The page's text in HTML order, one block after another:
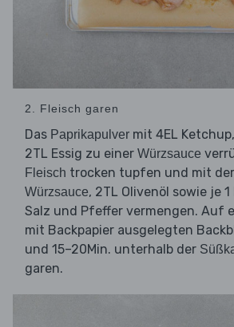
2. Fleisch garen
Das Paprikapulver mit 4EL
2TL Essig zu einer Würzsauce
Fleisch trocken tupfen und mit der
Würzsauce, 2TL Olivenöl sowie je
Salz und Pfeffer vermengen. Auf
mit Backpapier ausgelegten
und 15–20Min. unterhalb der
garen.